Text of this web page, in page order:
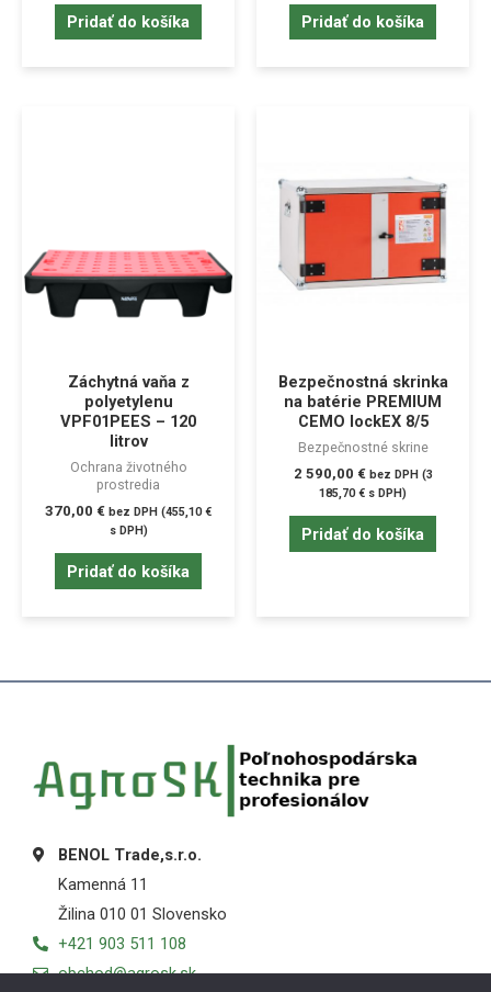
Pridať do košíka Pridať do košíka
Záchytná vaňa z
polyetylenu
VPF01PEES – 120
litrov
Ochrana životného
prostredia
370,00 € bez DPH (455,10€
s DPH)
Pridať do košíka
Bezpečnostná skrinka
na batérie PREMIUM
CEMO lockEX 8/5
Bezpečnostné skrine
2 590,00 € bez DPH (3
185,70€ s DPH)
Pridať do košíka
BENOL Trade,s.r.o.
Kamenná 11
Žilina 010 01 Slovensko
+421 903 511 108
obchod@agrosk.sk